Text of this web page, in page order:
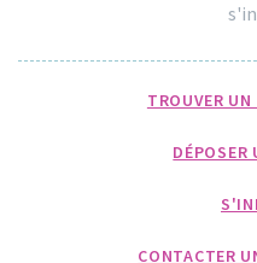
TROUVER
DÉPOSER
CONTACTER